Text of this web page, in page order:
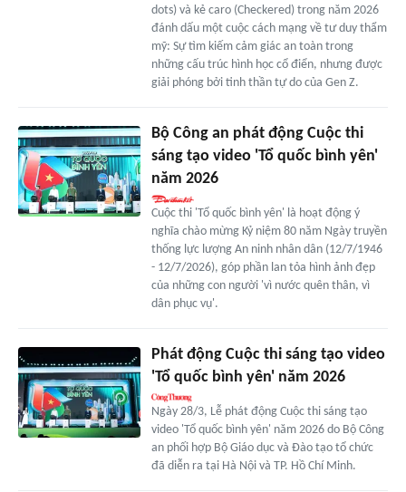
dots) và kẻ caro (Checkered) trong năm 2026
đánh dấu một cuộc cách mạng về tư duy thẩm
mỹ: Sự tìm kiếm cảm giác an toàn trong
những cấu trúc hình học cổ điển, nhưng được
giải phóng bởi tinh thần tự do của Gen Z.
Bộ Công an phát động Cuộc thi
sáng tạo video 'Tổ quốc bình yên'
năm 2026
Cuộc thi 'Tổ quốc bình yên' là hoạt động ý
nghĩa chào mừng Kỷ niệm 80 năm Ngày truyền
thống lực lượng An ninh nhân dân (12/7/1946
- 12/7/2026), góp phần lan tỏa hình ảnh đẹp
của những con người 'vì nước quên thân, vì
dân phục vụ'.
Phát động Cuộc thi sáng tạo video
'Tổ quốc bình yên' năm 2026
Ngày 28/3, Lễ phát động Cuộc thi sáng tạo
video 'Tổ quốc bình yên' năm 2026 do Bộ Công
an phối hợp Bộ Giáo dục và Đào tạo tổ chức
đã diễn ra tại Hà Nội và TP. Hồ Chí Minh.